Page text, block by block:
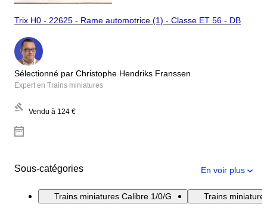
Trix H0 - 22625 - Rame automotrice (1) - Classe ET 56 - DB
Sélectionné par Christophe Hendriks Franssen
Expert en Trains miniatures
Vendu à 124 €
Sous-catégories En voir plus
Trains miniatures Calibre 1/0/G Trains